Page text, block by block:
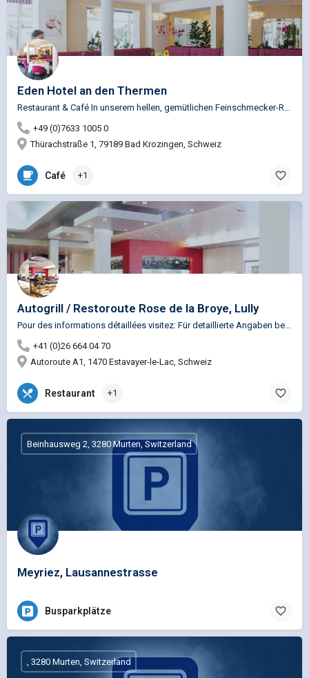
Eden Hotel an den Thermen
Restaurant & Café In unserem hellen, gemütlichen Fein­schmecker-Restaurant verwöhnen wir Sie mit…
+49 (0)7633 1005 0
Thürachstraße 1, 79189 Bad Krozingen, Schweiz
Café +1
Autogrill / Restoroute Rose de la Broye, Lully
Pour des informations détaillées visitez: Für detaillierte Angaben besuchen Sie unsere Website:…
+41 (0)26 664 04 70
Autoroute A1, 1470 Estavayer-le-Lac, Schweiz
Restaurant +1
Meyriez, Lausannestrasse
Beinhausweg 2, 3280 Murten, Switzerland
Busparkplätze
, 3280 Murten, Switzerland